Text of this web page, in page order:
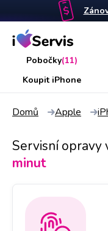
Pobočky(11)
Koupit iPhone
Domů Apple
Servisní opravy
minut